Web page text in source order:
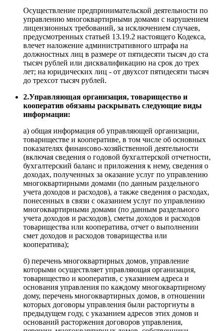
Осуществление предпринимательской деятельности по
управлению многоквартирными домами с нарушением
лицензионных требований, за исключением случаев,
предусмотренных статьей 13.19.2 настоящего Кодекса,
влечет наложение административного штрафа на
должностных лиц в размере от пятидесяти тысяч до ста
тысяч рублей или дисквалификацию на срок до трех
лет; на юридических лиц - от двухсот пятидесяти тысяч
до трехсот тысяч рублей.
2.Управляющая организация, товарищество и
кооператив обязаны раскрывать следующие виды
информации:
а) общая информация об управляющей организации,
товариществе и кооперативе, в том числе об основных
показателях финансово-хозяйственной деятельности
(включая сведения о годовой бухгалтерской отчетности,
бухгалтерский баланс и приложения к нему, сведения о
доходах, полученных за оказание услуг по управлению
многоквартирными домами (по данным раздельного
учета доходов и расходов), а также сведения о расходах,
понесенных в связи с оказанием услуг по управлению
многоквартирными домами (по данным раздельного
учета доходов и расходов), сметы доходов и расходов
товарищества или кооператива, отчет о выполнении
смет доходов и расходов товарищества или
кооператива);
б) перечень многоквартирных домов, управление
которыми осуществляет управляющая организация,
товарищество и кооператив, с указанием адреса и
основания управления по каждому многоквартирному
дому, перечень многоквартирных домов, в отношении
которых договоры управления были расторгнуты в
предыдущем году, с указанием адресов этих домов и
оснований расторжения договоров управления,